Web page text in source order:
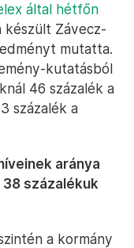
által hétfőn
készült Závecz-
mutatta.
kutatásból
46 százalék a
százalék a
aránya
százalékuk
a kormány